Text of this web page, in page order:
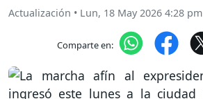
Actualización • Lun, 18 May 2026 4:28 pm
Comparte en: